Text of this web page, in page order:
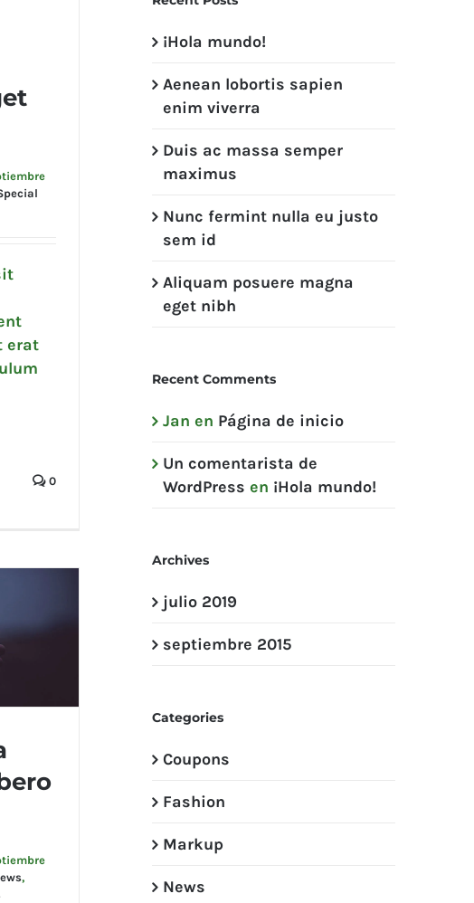
erat
0
libero
,
¡Hola mundo!
Aenean lobortis sapien
enim viverra
Duis ac massa semper
maximus
Nunc fermint nulla eu justo
sem id
Aliquam posuere magna
eget nibh
Recent Comments
Jan en Página de inicio
Un comentarista de
WordPress en ¡Hola mundo!
Archives
julio 2019
septiembre 2015
Categories
Coupons
Fashion
Markup
News